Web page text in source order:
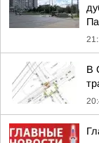
В